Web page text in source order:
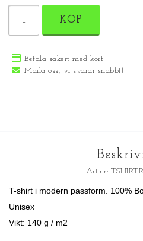
KÖP
Betala säkert med kort
Maila oss, vi svarar snabbt!
Art.nr:
T-shirt i modern passform. 100%
Unisex
Vikt: 140 g / m2